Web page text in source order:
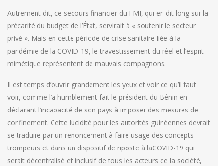
Autrement dit, ce secours financier du FMI, qui en dit long sur la
précarité du budget de l’État, servirait à « soutenir le secteur
privé ». Mais en cette période de crise sanitaire liée à la
pandémie de la COVID-19, le travestissement du réel et l’esprit
mimétique représentent de mauvais compagnons.
Il est temps d’ouvrir grandement les yeux et voir ce qu’il faut
voir, comme l’a humblement fait le président du Bénin en
déclarant l’incapacité de son pays à imposer des mesures de
confinement. Cette lucidité pour les autorités guinéennes devrait
se traduire par un renoncement à faire usage des concepts
trompeurs et dans un dispositif de riposte à laCOVID-19 qui
serait décentralisé et inclusif de tous les acteurs de la société,